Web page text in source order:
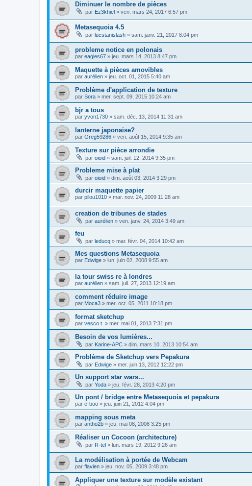
Diminuer le nombre de pièces
par Ez3khiel » ven. mars 24, 2017 6:57 pm
Metasequoia 4.5
par lucstanislash » sam. janv. 21, 2017 8:04 pm
probleme notice en polonais
par eagles67 » jeu. mars 14, 2013 8:47 pm
Maquette à pièces amovibles
par aurélien » jeu. oct. 01, 2015 5:40 am
Problème d'application de texture
par Sora » mer. sept. 09, 2015 10:24 am
bjr a tous
par yvon1730 » sam. déc. 13, 2014 11:31 am
lanterne japonaise?
par Greg59286 » ven. août 15, 2014 9:35 am
Texture sur pièce arrondie
par oioid » sam. juil. 12, 2014 9:35 pm
Probleme mise à plat
par oioid » dim. août 03, 2014 3:29 pm
durcir maquette papier
par pilou1010 » mar. nov. 24, 2009 11:28 am
creation de tribunes de stades
par aurélien » ven. janv. 24, 2014 3:49 am
feu
par leducq » mar. févr. 04, 2014 10:42 am
Mes questions Metasequoia
par Edwige » lun. juin 02, 2008 9:55 am
la tour swiss re à londres
par aurélien » sam. juil. 27, 2013 12:19 am
comment réduire image
par Moca3 » mer. oct. 05, 2011 10:18 pm
format sketchup
par vesco t. » mer. mai 01, 2013 7:31 pm
Besoin de vos lumières...
par Karine-APC » dim. mars 10, 2013 10:54 am
Problème de Sketchup vers Pepakura
par Edwige » mer. juin 13, 2012 12:22 pm
Un support star wars...
par Yoda » jeu. févr. 28, 2013 4:20 pm
Un pont / bridge entre Metasequoia et pepakura
par e-boo » jeu. juin 21, 2012 4:04 pm
mapping sous meta
par antho2b » jeu. mai 08, 2008 3:25 pm
Réaliser un Cocoon (architecture)
par R-tel » lun. mars 19, 2012 9:26 am
La modélisation à portée de Webcam
par flavien » jeu. nov. 05, 2009 3:48 pm
Appliquer une texture sur modèle existant